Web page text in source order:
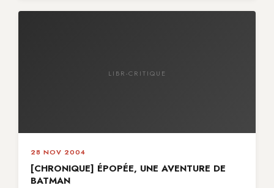
LIBR-CRITIQUE
28 NOV 2004
[CHRONIQUE] ÉPOPÉE, UNE AVENTURE DE
BATMAN